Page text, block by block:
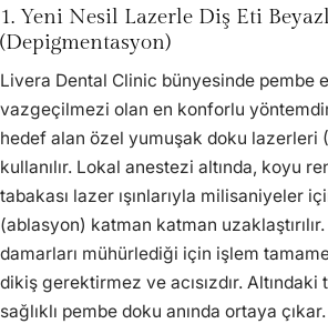
1. Yeni Nesil Lazerle Diş Eti
(Depigmentasyon)
Livera Dental Clinic bünyesinde pembe
vazgeçilmezi olan en konforlu
hedef alan özel yumuşak doku lazerleri
kullanılır. Lokal anestezi altında, koyu
tabakası lazer ışınlarıyla milisaniyeler
(ablasyon) katman katman
damarları mühürlediği için işlem
dikiş gerektirmez ve acısızdır.
sağlıklı pembe doku anında ortaya çıkar.